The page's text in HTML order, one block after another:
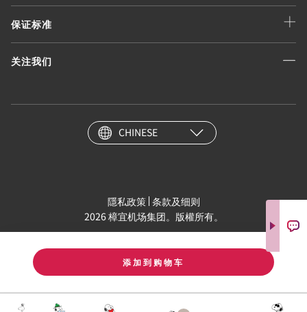
添加到购物车
保证标准
关注我们
CHINESE
隱私政策 条款及细则
2026 樟宜机场集团。版權所有。